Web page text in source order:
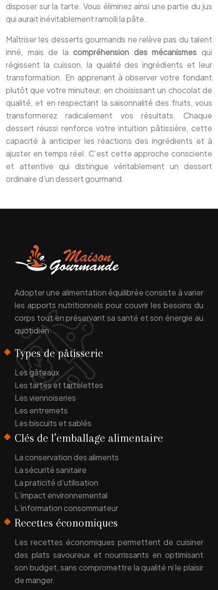
disposer sur la tarte. Vous éliminez ainsi une partie du jus
qui aurait inévitablement ramolli la pâte.
Maîtriser les desserts gourmands ne relève pas du talent
inné, mais de lacompréhension des mécanismes qui
régissent la cuisson, la qualité des ingrédients et leur
transformation. En apprenant à observer votre fondant
plutôt que votre minuteur, en choisissant un chocolat de
qualité, et en respectant la saisonnalité des fruits, vous
transformerez radicalement vos résultats. Chaque
dessert réussi renforce votre intuition pâtissière, cette
capacité à anticiper les réactions des ingrédients et à
ajuster en temps réel. C’est cette approche consciente
et attentive qui distingue véritablement un dessert
ordinaire d’un dessert gourmand.
Adopter une alimentation équilibrée consiste à varier
les apports nutritionnels pour couvrir les besoins du
corps tout en préservant sa santé et son énergie au
quotidien.
Types de pâtisserie
Les gâteaux
Les tartes et tartelettes
Les viennoiseries
Les entremets
Les biscuits et sablés
Clés de l’emballage alimentaire
La conservation des aliments
La sécurité sanitaire
La praticité d’utilisation
L’impact environnemental
L’information consommateur
Recettes économiques
Les recettes économiques permettent de cuisiner
des plats savoureux et nourrissants en optimisant
son budget, sans compromettre la qualité ni le plaisir
de manger.